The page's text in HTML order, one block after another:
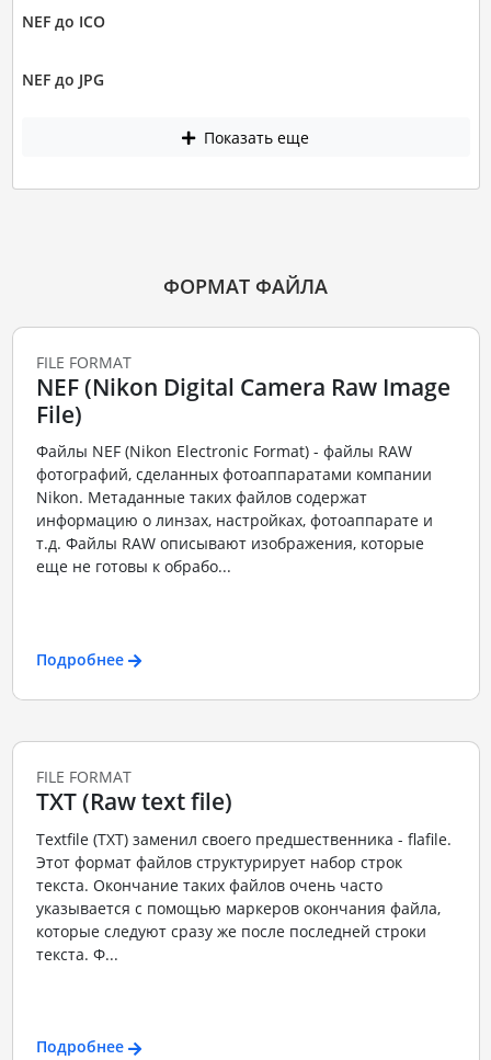
NEF до ICO
NEF до JPG
Показать еще
ФОРМАТ ФАЙЛА
FILE FORMAT
NEF (Nikon Digital Camera Raw Image
File)
Файлы NEF (Nikon Electronic Format) - файлы RAW
фотографий, сделанных фотоаппаратами компании
Nikon. Метаданные таких файлов содержат
информацию о линзах, настройках, фотоаппарате и
т.д. Файлы RAW описывают изображения, которые
еще не готовы к обрабо...
Подробнее
FILE FORMAT
TXT (Raw text file)
Textfile (TXT) заменил своего предшественника - flafile.
Этот формат файлов структурирует набор строк
текста. Окончание таких файлов очень часто
указывается с помощью маркеров окончания файла,
которые следуют сразу же после последней строки
текста. Ф...
Подробнее